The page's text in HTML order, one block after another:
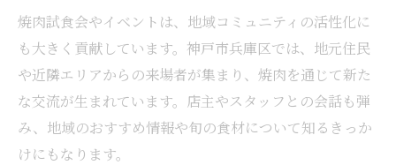
焼肉試食会やイベントは、地域コミュニティの活性化に
も大きく貢献しています。神戸市兵庫区では、地元住民
や近隣エリアからの来場者が集まり、焼肉を通じて新た
な交流が生まれています。店主やスタッフとの会話も弾
み、地域のおすすめ情報や旬の食材について知るきっか
けにもなります。